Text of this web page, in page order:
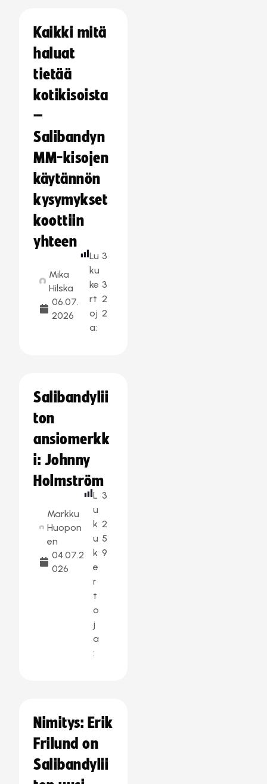
Kaikki mitä
haluat
tietää
kotikisoista
–
Salibandyn
MM-kisojen
käytännön
kysymykset
koottiin
yhteen
Mika
Hilska
06.07.
2026
Lu
ku
ke
rt
oj
a:
3
3
2
2
Salibandylii
ton
ansiomerkk
i: Johnny
Holmström
Markku
Huopon
en
04.07.2
026
L
u
k
u
k
e
r
t
o
j
a
:
3
2
5
9
Nimitys: Erik
Frilund on
Salibandylii